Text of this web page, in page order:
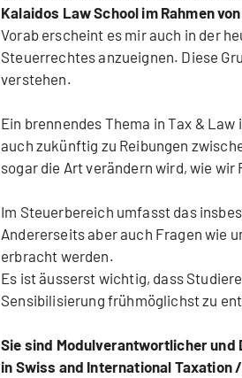
Kalaidos Law School im Rahmen
Vorab erscheint es mir auch in der
Steuerrechtes anzueignen. Diese
verstehen.
Ein brennendes Thema in Tax &
auch zukünftig zu Reibungen
sogar die Art verändern wird, wie
Im Steuerbereich umfasst das
Andererseits aber auch Fragen wie
erbracht werden.
Es ist äusserst wichtig, dass
Sensibilisierung frühmöglichst zu
Sie sind Modulverantwortlicher und
in Swiss and International Taxation